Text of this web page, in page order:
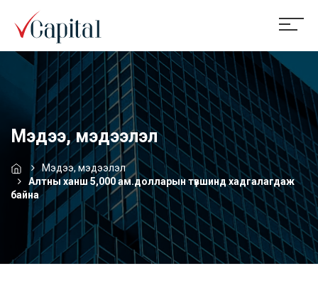
Мэдээ, мэдээлэл
Мэдээ, мэдээлэл
Алтны ханш 5,000 ам.долларын түвшинд хадгалагдаж
байна